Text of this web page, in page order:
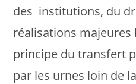
des institutions, du
réalisations majeures
principe du transfert
par les urnes loin de